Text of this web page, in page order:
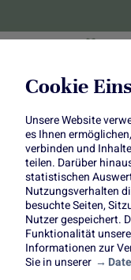
Cookie
Unsere Website
es Ihnen
verbinden und
teilen. Darüber
statistischen
Nutzungsverhalten
besuchte Seiten,
Nutzer gespeichert.
Funktionalität
Informationen zur
Sie in unserer
und